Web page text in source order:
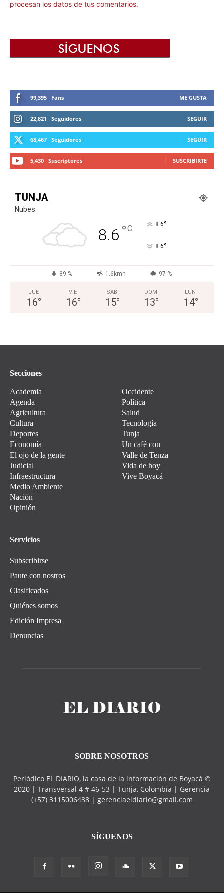
procesan los datos de tus comentarios.
99,395 Fans ME GUSTA
22,821 Seguidores SEGUIR
68,467 Seguidores SEGUIR
5,430 Suscriptores SUSCRIBIRTE
TUNJA
Nubes
8.6 °C 8.6°
8.6°
89 % 1.6kmh 97 %
JUE
16°
VIE
16°
SÁB
15°
DOM
13°
LUN
14°
Secciones
Academia
Agenda
Agricultura
Cultura
Deportes
Economía
El ojo de la gente
Judicial
Infraestructura
Medio Ambiente
Nación
Opinión
Occidente
Política
Salud
Tecnología
Tunja
Un café con
Valle de Tenza
Vida de hoy
Vive Boyacá
Servicios
Subscribirse
Paute con nostros
Clasificados
Quiénes somos
Edición Impresa
Denuncias
SOBRE NOSOTROS
Periódico EL DIARIO, la casa de la información de Boyacá ©
2020 | Transversal 4 # 46-53 | Tunja, Colombia | Gerencia
(+57) 3115006438 | gerenciaeldiario@gmail.com
SÍGUENOS